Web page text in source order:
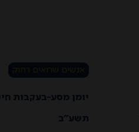
יומן מסע-בעקבות
תשע”ב